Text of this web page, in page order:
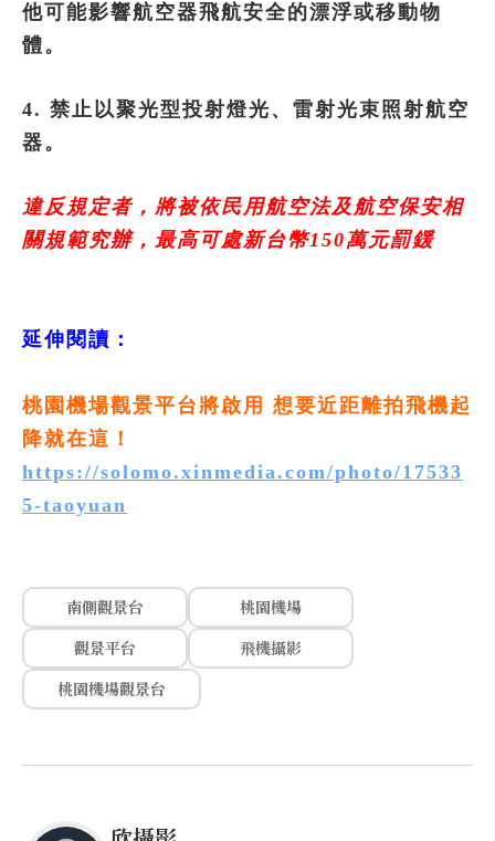
他可能影響航空器飛航安全的漂浮或移動物
體。
4. 禁止以聚光型投射燈光、雷射光束照射航空
器。
違反規定者，將被依民用航空法及航空保安相
關規範究辦，最高可處新台幣150萬元罰鍰
延伸閱讀：
桃園機場觀景平台將啟用 想要近距離拍飛機起
降就在這！
https://solomo.xinmedia.com/photo/17533
5-taoyuan
南側觀景台
桃園機場
觀景平台
飛機攝影
桃園機場觀景台